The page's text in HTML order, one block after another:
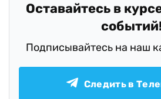
Оставайтесь в
Подписывайтесь на наш
Следить в